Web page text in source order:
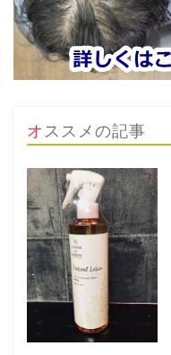
オススメの記事